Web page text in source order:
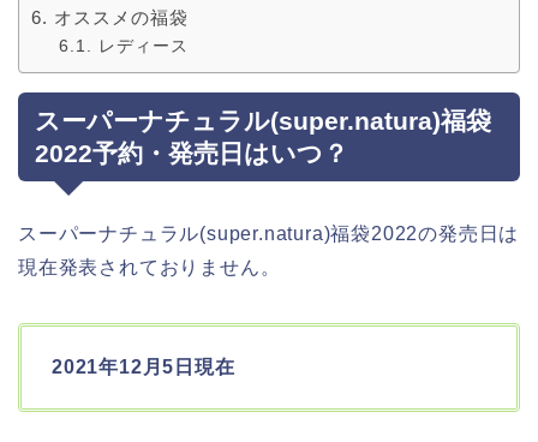
オススメの福袋
レディース
スーパーナチュラル(super.natura)福袋
2022予約・発売日はいつ？
スーパーナチュラル(super.natura)福袋2022の発売日は
現在発表されておりません。
2021年12月5日現在